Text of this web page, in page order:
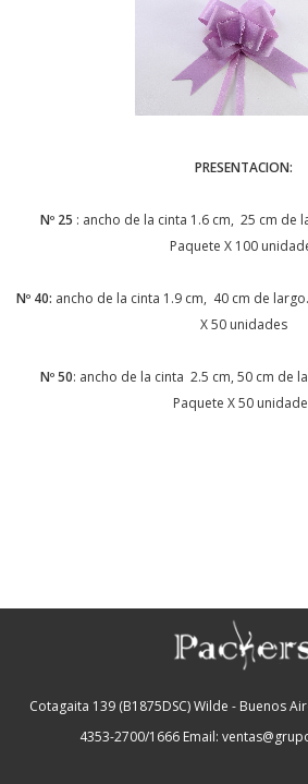
PRESENTACION:
Nº 25 : ancho de la cinta 1.6 cm, 25 cm de
Paquete X 100
Nº 40: ancho de la cinta 1.9 cm, 40 cm de
X 50 unidades
Nº 50: ancho de la cinta 2.5 cm, 50 cm de
Paquete X 50
Cotagaita 139 (B1875DSC) Wilde - Buenos
4353-2700/1666 Email: